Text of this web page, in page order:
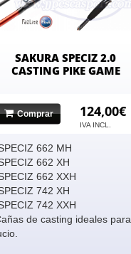
SAKURA SPECIZ 2.0
CASTING PIKE GAME
Comprar 124,00€
IVA INCL.
662 MH
662 XH
662 XXH
742 XH
742 XXH
de casting ideales para